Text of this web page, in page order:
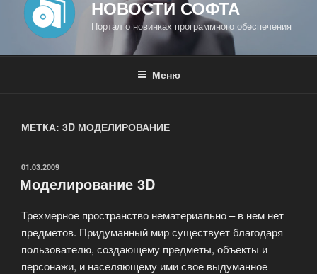
НОВОСТИ СОФТА
Портал о новинках программного обеспечения
Меню
МЕТКА: 3D МОДЕЛИРОВАНИЕ
ОПУБЛИКОВАНО
01.03.2009
Моделирование 3D
Трехмерное пространство нематериально – в нем нет
предметов. Придуманный мир существует благодаря
пользователю, создающему предметы, объекты и
персонажи, и населяющему ими свое выдуманное